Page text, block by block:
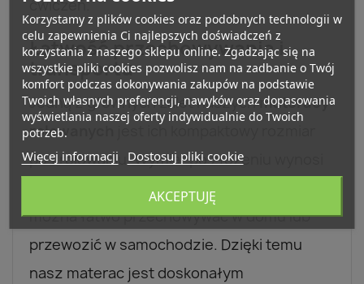
ćwiczeń.
Łatwość przechowywania i
transportu
Jedną z głównych zalet naszych materacy
rolowanych
jest ich kompaktowy rozmiar
po zrolowaniu. Wymiar po złożeniu wynosi
zaledwie 60x35 cm, co sprawia, że materac
można łatwo przechowywać w domu lub
przewozić w samochodzie. Dzięki temu
nasz materac jest doskonałym
Korzystamy z plików cookies oraz podobnych technologii w
celu zapewnienia Ci najlepszych doświadczeń z
korzystania z naszego sklepu online. Zgadzając się na
wszystkie pliki cookies pozwolisz nam na zadbanie o Twój
komfort podczas dokonywania zakupów na podstawie
Twoich własnych preferencji, nawyków oraz dopasowania
wyświetlania naszej oferty indywidualnie do Twoich
potrzeb.
Więcej informacji Dostosuj pliki cookie
AKCEPTUJĘ